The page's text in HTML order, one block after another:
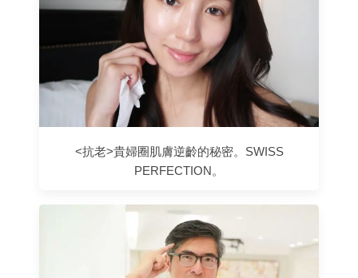
<抗老>貴婦圈肌膚逆齡的秘密。SWISS
PERFECTION。